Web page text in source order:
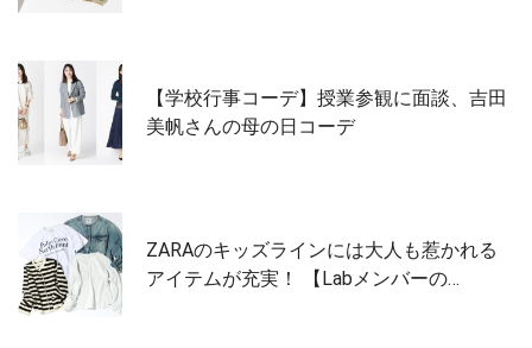
【学校行事コーデ】授業参観に面談、吉田
美帆さんの母の日コーデ
ZARAのキッズラインには大人も惹かれる
アイテムが充実！ 【Labメンバーの…